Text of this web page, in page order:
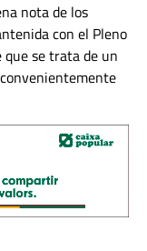
nota de los
con el Pleno
que se trata de un